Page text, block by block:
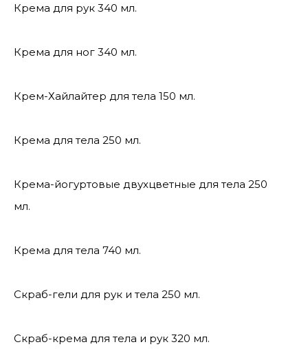
Крема для рук 340 мл.
Крема для ног 340 мл.
Крем-Хайлайтер для тела 150 мл.
Крема для тела 250 мл.
Крема-йогуртовые двухцветные для тела 250
мл.
Крема для тела 740 мл.
Скраб-гели для рук и тела 250 мл.
Скраб-крема для тела и рук 320 мл.